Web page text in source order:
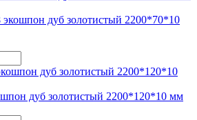
дуб золотистый 2200*70*10
дуб золотистый 2200*120*10 мм